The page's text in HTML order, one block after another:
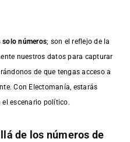
solo números; son el reflejo de la
nuestros datos para capturar
de que tengas acceso a
Con Electomanía, estarás
el escenario político.
de los números de